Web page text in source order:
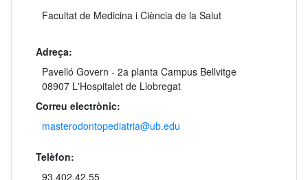
Facultat de Medicina i Ciència de la Salut
Adreça:
Pavelló Govern - 2a planta Campus Bellvitge
08907 L'Hospitalet de Llobregat
Correu electrònic:
masterodontopediatria@ub.edu
Telèfon:
93.402.42.55